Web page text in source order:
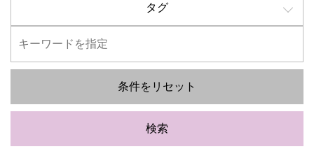
タグ
条件をリセット
検索